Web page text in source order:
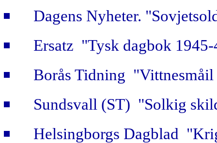
Dagens Nyheter.
Ersatz "Tysk dagbok
Borås Tidning
Sundsvall (ST) "Solkig
Helsingborgs Dagblad